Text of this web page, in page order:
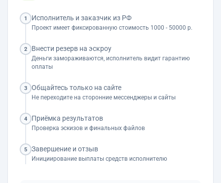
1 Исполнитель и заказчик из РФ
Проект имеет фиксированную стоимость 1000 - 50000 р.
2 Внести резерв на эскроу
Деньги замораживаются, исполнитель видит гарантию
оплаты
3 Общайтесь только на сайте
Не переходите на сторонние мессенджеры и сайты
4 Приёмка результатов
Проверка эскизов и финальных файлов
5 Завершение и отзыв
Инициирование выплаты средств исполнителю